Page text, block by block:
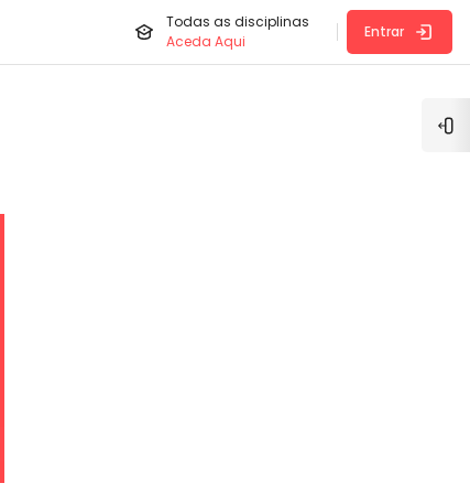
Todas as disciplinas
Aceda Aqui
Entrar